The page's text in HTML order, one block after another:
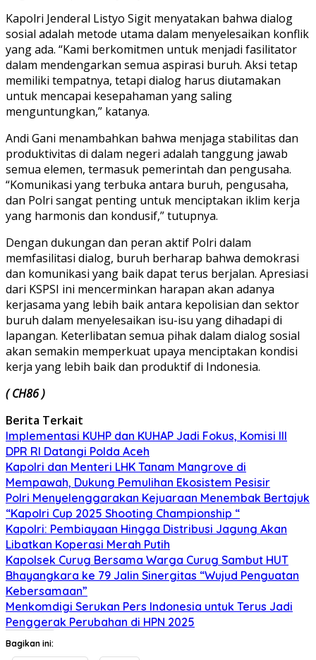
Kapolri Jenderal Listyo Sigit menyatakan bahwa dialog
sosial adalah metode utama dalam menyelesaikan konflik
yang ada. “Kami berkomitmen untuk menjadi fasilitator
dalam mendengarkan semua aspirasi buruh. Aksi tetap
memiliki tempatnya, tetapi dialog harus diutamakan
untuk mencapai kesepahaman yang saling
menguntungkan,” katanya.
Andi Gani menambahkan bahwa menjaga stabilitas dan
produktivitas di dalam negeri adalah tanggung jawab
semua elemen, termasuk pemerintah dan pengusaha.
“Komunikasi yang terbuka antara buruh, pengusaha,
dan Polri sangat penting untuk menciptakan iklim kerja
yang harmonis dan kondusif,” tutupnya.
Dengan dukungan dan peran aktif Polri dalam
memfasilitasi dialog, buruh berharap bahwa demokrasi
dan komunikasi yang baik dapat terus berjalan. Apresiasi
dari KSPSI ini mencerminkan harapan akan adanya
kerjasama yang lebih baik antara kepolisian dan sektor
buruh dalam menyelesaikan isu-isu yang dihadapi di
lapangan. Keterlibatan semua pihak dalam dialog sosial
akan semakin memperkuat upaya menciptakan kondisi
kerja yang lebih baik dan produktif di Indonesia.
( CH86 )
Berita Terkait
Implementasi KUHP dan KUHAP Jadi Fokus, Komisi III
DPR RI Datangi Polda Aceh
Kapolri dan Menteri LHK Tanam Mangrove di
Mempawah, Dukung Pemulihan Ekosistem Pesisir
Polri Menyelenggarakan Kejuaraan Menembak Bertajuk
“Kapolri Cup 2025 Shooting Championship “
Kapolri: Pembiayaan Hingga Distribusi Jagung Akan
Libatkan Koperasi Merah Putih
Kapolsek Curug Bersama Warga Curug Sambut HUT
Bhayangkara ke 79 Jalin Sinergitas “Wujud Penguatan
Kebersamaan”
Menkomdigi Serukan Pers Indonesia untuk Terus Jadi
Penggerak Perubahan di HPN 2025
Bagikan ini: